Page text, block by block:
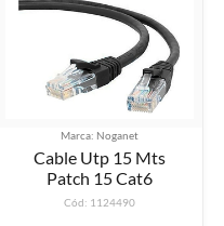
Marca: Noganet
Cable Utp 15 Mts
Patch 15 Cat6
Cód: 1124490